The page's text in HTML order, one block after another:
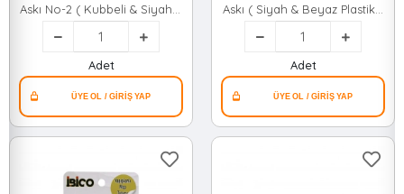
Askı No-2 ( Kubbeli & Siyah &
Beyaz & Plastik Askı ) (
Yapışkanlı Montaj )*50
Adet
Askı ( Siyah & Beyaz Plastik )
( Yapışkanlı Montaj )*60
Adet